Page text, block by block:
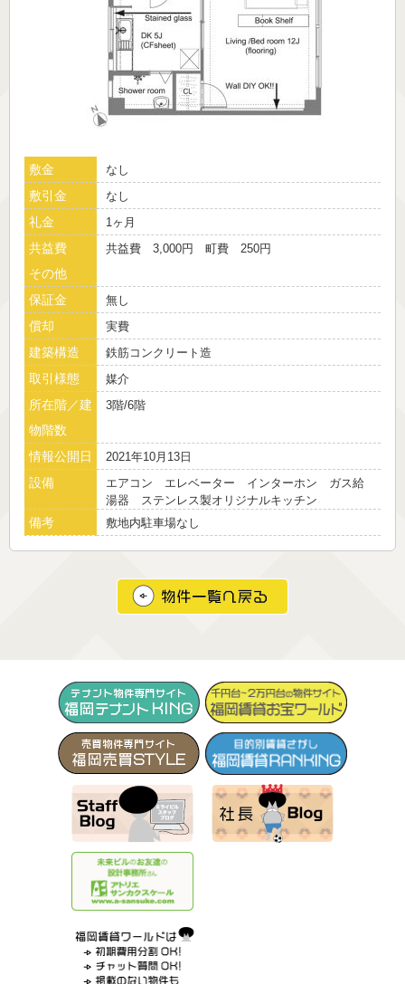
敷金 なし
敷引金 なし
礼金 1ヶ月
共益費
その他
共益費 3,000円 町費 250円
保証金 無し
償却 実費
建築構造 鉄筋コンクリート造
取引様態 媒介
所在階／建
物階数
3階/6階
情報公開日 2021年10月13日
設備
エアコン エレベーター インターホン ガス給
湯器 ステンレス製オリジナルキッチン
備考 敷地内駐車場なし